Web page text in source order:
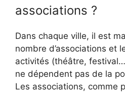
associations ?
Dans chaque ville, il est
nombre d’associations et
activités (théâtre,
ne dépendent pas de la
Les associations, comme